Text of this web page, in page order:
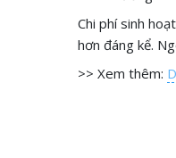
Chi phí sinh
hơn đáng kể.
>> Xem thêm: